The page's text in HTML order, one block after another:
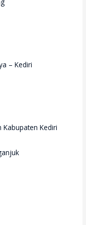
– Kediri
Kediri